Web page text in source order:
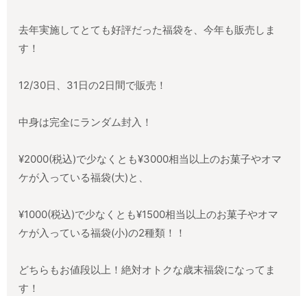
去年実施してとても好評だった福袋を、今年も販売しま
す！
12/30日、31日の2日間で販売！
中身は完全にランダム封入！
¥2000(税込)で少なくとも¥3000相当以上のお菓子やオマ
ケが入っている福袋(大)と、
¥1000(税込)で少なくとも¥1500相当以上のお菓子やオマ
ケが入っている福袋(小)の2種類！！
どちらもお値段以上！絶対オトクな歳末福袋になってま
す！